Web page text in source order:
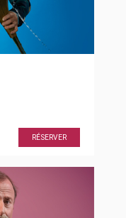
RÉSERVER